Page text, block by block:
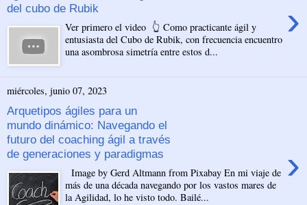
del cubo de Rubik
›
Ver primero el video 👆 Como practicante ágil y
entusiasta del Cubo de Rubik, con frecuencia encuentro
una asombrosa simetría entre estos d...
miércoles, junio 07, 2023
Arquetipos ágiles para un
mundo dinámico: Navegando el
futuro del coaching ágil a través
de generaciones y paradigmas
›
Image by Gerd Altmann from Pixabay En mi viaje de
más de una década navegando por los vastos mares de
la Agilidad, lo he visto todo. Bailé...